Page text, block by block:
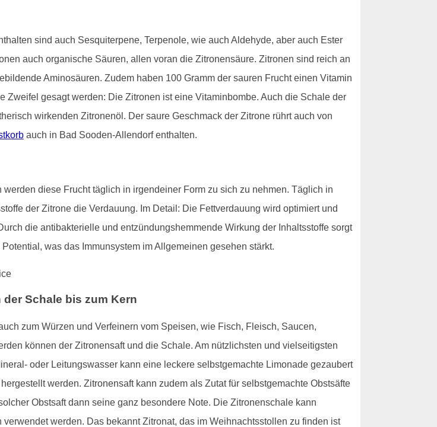
sind auch Sesquiterpene, Terpenole, wie auch Aldehyde, aber auch Ester
auch organische Säuren, allen voran die Zitronensäure. Zitronen sind reich an
Aminosäuren. Zudem haben 100 Gramm der sauren Frucht einen Vitamin
Zweifel gesagt werden: Die Zitronen ist eine Vitaminbombe. Auch die Schale der
wirkenden Zitronenöl. Der saure Geschmack der Zitrone rührt auch von
auch in Bad Sooden-Allendorf enthalten.
diese Frucht täglich in irgendeiner Form zu sich zu nehmen. Täglich in
der Zitrone die Verdauung. Im Detail: Die Fettverdauung wird optimiert und
die antibakterielle und entzündungshemmende Wirkung der Inhaltsstoffe sorgt
was das Immunsystem im Allgemeinen gesehen stärkt.
Schale bis zum Kern
zum Würzen und Verfeinern vom Speisen, wie Fisch, Fleisch, Saucen,
können der Zitronensaft und die Schale. Am nützlichsten und vielseitigsten
oder Leitungswasser kann eine leckere selbstgemachte Limonade gezaubert
werden. Zitronensaft kann zudem als Zutat für selbstgemachte Obstsäfte
Obstsaft dann seine ganz besondere Note. Die Zitronenschale kann
werden. Das bekannt Zitronat, das im Weihnachtsstollen zu finden ist